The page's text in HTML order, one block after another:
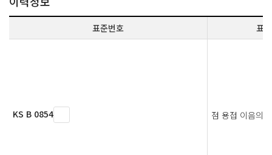
표준번호 표
KS B 0854 점 용접 이음의